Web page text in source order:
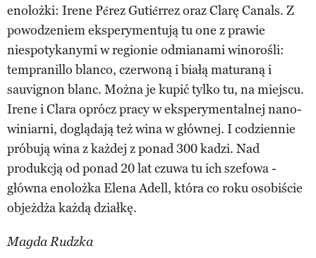
enolożki: Irene Pérez Gutiérrez oraz Clarę Canals. Z
powodzeniem eksperymentują tu one z prawie
niespotykanymi w regionie odmianami winorośli:
tempranillo blanco, czerwoną i białą maturaną i
sauvignon blanc. Można je kupić tylko tu, na miejscu.
Irene i Clara oprócz pracy w eksperymentalnej nano-
winiarni, doglądają też wina w głównej. I codziennie
próbują wina z każdej z ponad 300 kadzi. Nad
produkcją od ponad 20 lat czuwa tu ich szefowa -
główna enolożka Elena Adell, która co roku osobiście
objeżdża każdą działkę.
Magda Rudzka